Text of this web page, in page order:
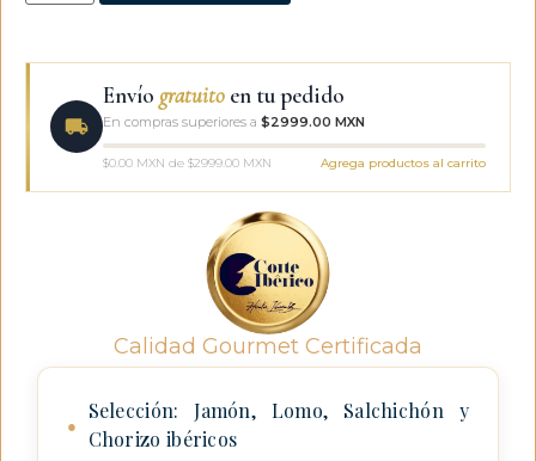
Envío gratuito en tu pedido
En compras superiores a $2999.00 MXN
$0.00 MXN de $2999.00 MXN Agrega productos al carrito
Calidad Gourmet Certificada
●
Selección: Jamón, Lomo, Salchichón y
Chorizo ibéricos